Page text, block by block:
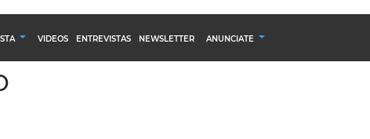
Editorial
Anteriores
VIDEOS ENTREVISTAS NEWSLETTER ANUNCIATE